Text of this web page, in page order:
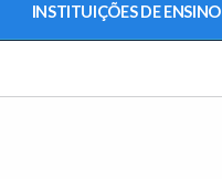
INSTITUIÇÕES DE ENSINO